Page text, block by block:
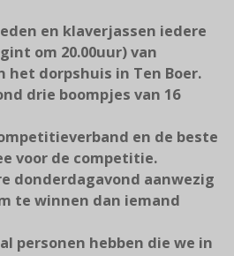
en klaverjassen iedere
om 20.00uur) van
het dorpshuis in Ten Boer.
drie boompjes van 16
en de beste
voor de competitie.
donderdagavond aanwezig
te winnen dan iemand
personen hebben die we in